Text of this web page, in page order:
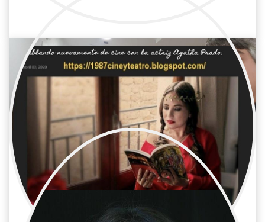
Agatha Prado
Cine / Reparto
Actriz